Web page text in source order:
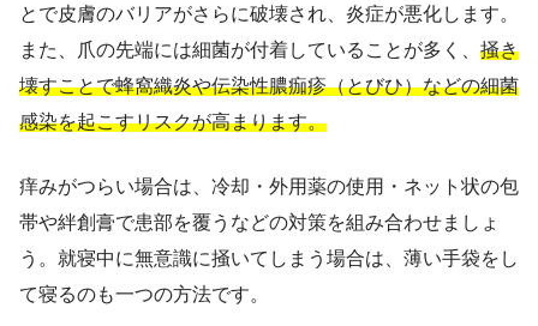
とで皮膚のバリアがさらに破壊され、炎症が悪化します。
また、爪の先端には細菌が付着していることが多く、 掻き
壊すことで蜂窩織炎や伝染性膿痂疹（とびひ）などの細菌
感染を起こすリスクが高まります。
痒みがつらい場合は、冷却・外用薬の使用・ネット状の包
帯や絆創膏で患部を覆うなどの対策を組み合わせましょ
う。就寝中に無意識に掻いてしまう場合は、薄い手袋をし
て寝るのも一つの方法です。